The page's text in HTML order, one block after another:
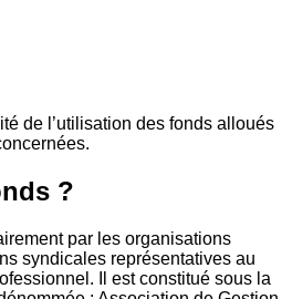
de l’utilisation des fonds alloués
?
par les organisations
syndicales représentatives au
Il est constitué sous la